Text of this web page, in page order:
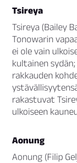
Tsireya
Tsireya (Bailey
Tonowarin
ei ole vain
kultainen
rakkauden
rakastuvat
ulkoiseen
Aonung
Aonung (Filip